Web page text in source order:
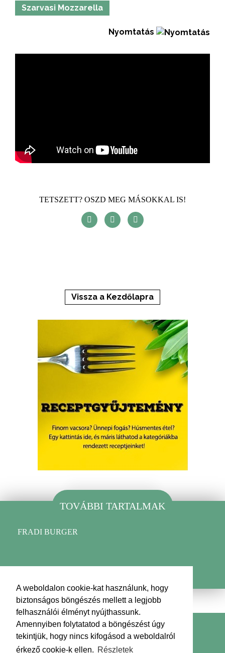
A weboldalon cookie-kat használunk, hogy
biztonságos böngészés mellett a legjobb
felhasználói élményt nyújthassunk.
Amennyiben folytatatod a böngészést úgy
tekintjük, hogy nincs kifogásod a weboldalról
érkező cookie-k ellen. Részletek
Szarvasi Mozzarella
Nyomtatás
TETSZETT? OSZD MEG MÁSOKKAL IS!
Vissza a Kezdőlapra
TOVÁBBI TARTALMAK
FRADI BURGER
Kapcsolat Impresszum
Médiaajánlat
Adatkezelési tájékoztató
Hírlevél